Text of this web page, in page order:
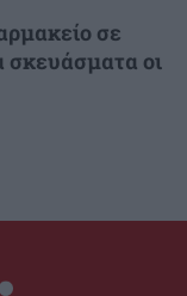
σε
σκευάσματα οι